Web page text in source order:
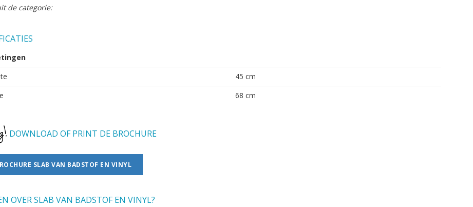
de categorie:
45 cm
68 cm
DOWNLOAD OF PRINT DE BROCHURE
SLAB VAN BADSTOF EN VINYL
OVER SLAB VAN BADSTOF EN VINYL?